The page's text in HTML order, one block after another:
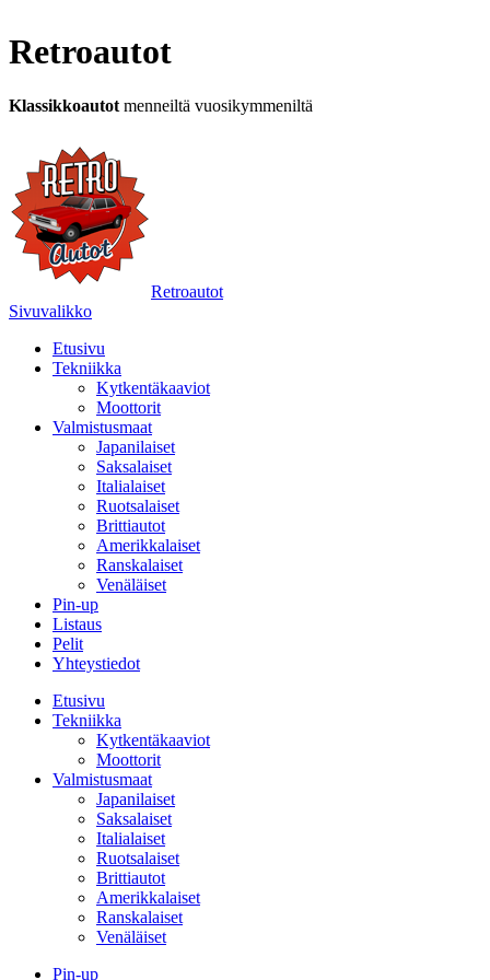
Retroautot
Klassikkoautot menneiltä vuosikymmeniltä
Retroautot
Sivuvalikko
Etusivu
Tekniikka
Kytkentäkaaviot
Moottorit
Valmistusmaat
Japanilaiset
Saksalaiset
Italialaiset
Ruotsalaiset
Brittiautot
Amerikkalaiset
Ranskalaiset
Venäläiset
Pin-up
Listaus
Pelit
Yhteystiedot
Etusivu
Tekniikka
Kytkentäkaaviot
Moottorit
Valmistusmaat
Japanilaiset
Saksalaiset
Italialaiset
Ruotsalaiset
Brittiautot
Amerikkalaiset
Ranskalaiset
Venäläiset
Pin-up